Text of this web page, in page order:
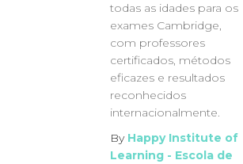
todas as idades para os
exames Cambridge,
com professores
certificados, métodos
eficazes e resultados
reconhecidos
internacionalmente.
By Happy Institute of
Learning - Escola de